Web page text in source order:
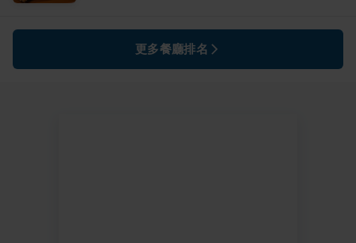
更多餐廳排名